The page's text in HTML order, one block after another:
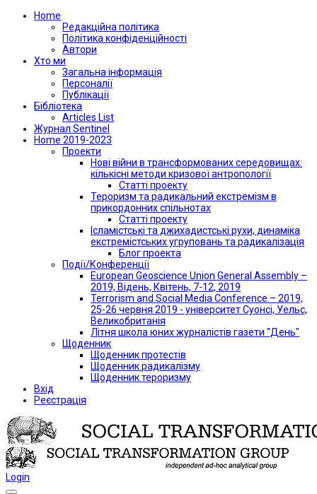
Home
Редакційна політика
Політика конфіденційності
Автори
Хто ми
Загальна інформація
Персоналії
Публікації
Бібліотека
Articles List
Журнал Sentinel
Home 2019-2023
Проекти
Нові війни в трансформованих середовищах:
кількісні методи кризової антропології
Статті проекту
Тероризм та радикальний екстремізм в
прикордонних спільнотах
Статті проекту
Ісламістські та джихадистські рухи, динаміка
екстремістських угруповань та радикалізація
Блог проекта
Події/Конференції
European Geoscience Union General Assembly –
2019, Відень, Квітень, 7-12, 2019
Terrorism and Social Media Conference – 2019,
25-26 червня 2019 - університет Суонсі, Уельс,
Великобританія
Літня школа юних журналістів газети "День"
Щоденник
Щоденник протестів
Щоденник радикалізму
Щоденник тероризму
Вхід
Реєстрація
Login